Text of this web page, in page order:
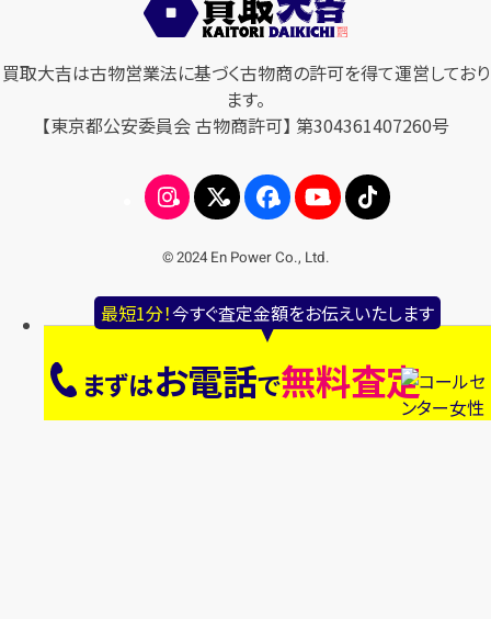
最短1分！今すぐ査定金額をお伝えいたします
まずはお電話で無料査定
買取大吉は古物営業法に基づく古物商の許可を得て運営しており
ます。
【東京都公安委員会 古物商許可】 第304361407260号
© 2024 En Power Co., Ltd.